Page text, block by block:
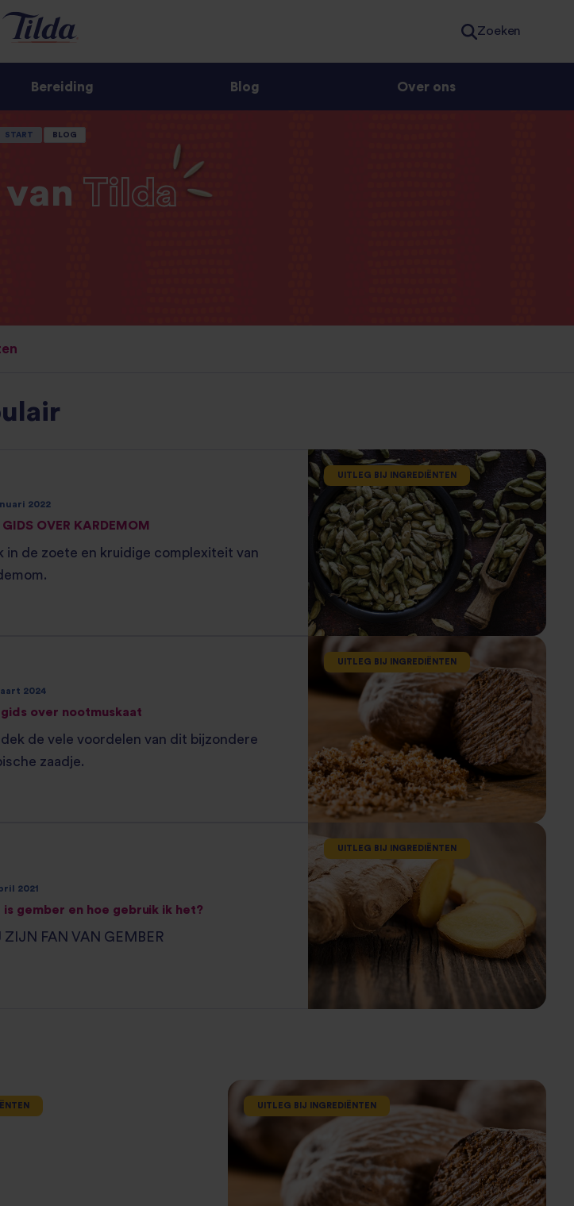
Zoeken
Bereiding Blog Over ons
START BLOG
van Tilda
UITLEG BIJ INGREDIËNTEN
2022
GIDS OVER KARDEMOM
in de zoete en kruidige complexiteit van
UITLEG BIJ INGREDIËNTEN
2024
gids over nootmuskaat
de vele voordelen van dit bijzondere
zaadje.
UITLEG BIJ INGREDIËNTEN
2021
is gember en hoe gebruik ik het?
ZIJN FAN VAN GEMBER
UITLEG BIJ INGREDIËNTEN